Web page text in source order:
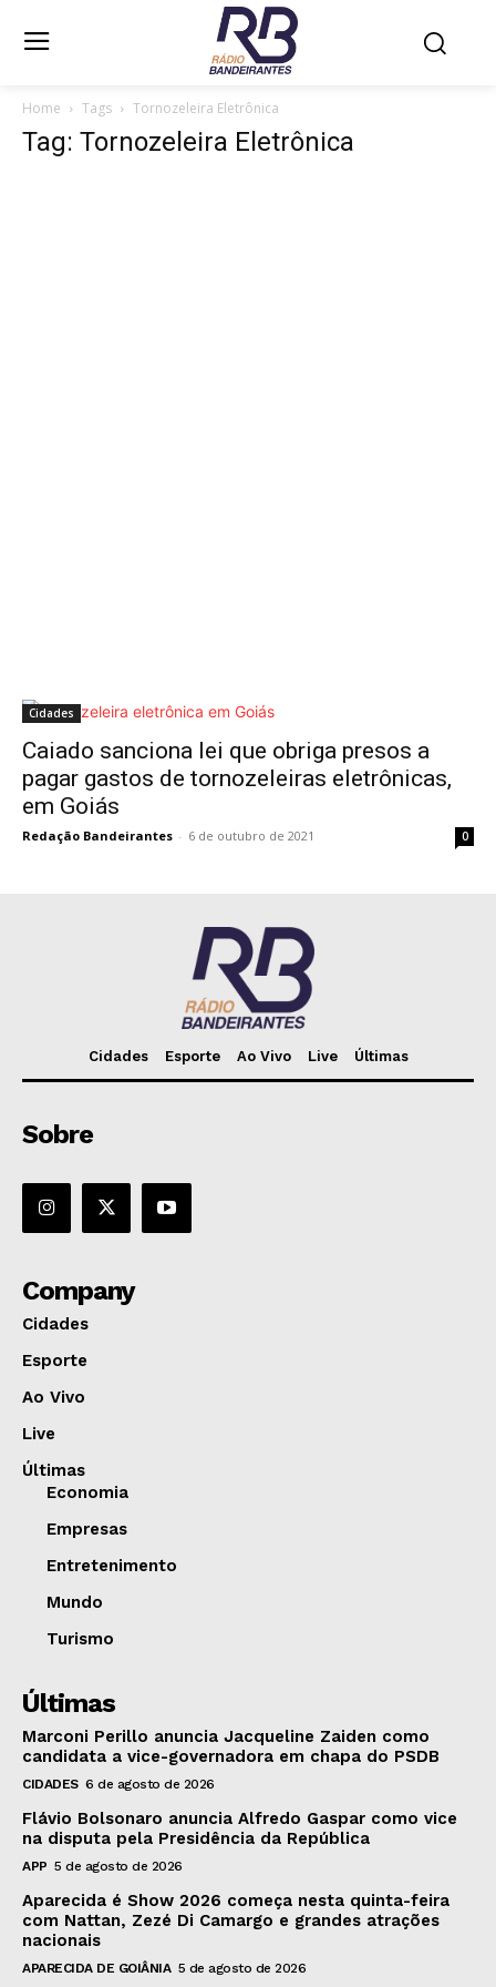
Home Tags Tornozeleira Eletrônica
Tag: Tornozeleira Eletrônica
Cidades
Caiado sanciona lei que obriga presos a
pagar gastos de tornozeleiras eletrônicas,
em Goiás
Redação Bandeirantes - 6 de outubro de 2021 0
Cidades Esporte Ao Vivo Live Últimas
Sobre
Company
Cidades
Esporte
Ao Vivo
Live
Últimas
Economia
Empresas
Entretenimento
Mundo
Turismo
Últimas
Marconi Perillo anuncia Jacqueline Zaiden como
candidata a vice-governadora em chapa do PSDB
CIDADES 6 de agosto de 2026
Flávio Bolsonaro anuncia Alfredo Gaspar como vice
na disputa pela Presidência da República
APP 5 de agosto de 2026
Aparecida é Show 2026 começa nesta quinta-feira
com Nattan, Zezé Di Camargo e grandes atrações
nacionais
APARECIDA DE GOIÂNIA 5 de agosto de 2026